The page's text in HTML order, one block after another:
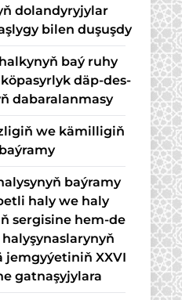
dolandyryjylar
bilen duşuşdy
baý ru­hy
däp-des­
da­ba­ra­lan­ma­sy
we kämilligiň
baýramy
baýramy
haly we haly
sergisine hem-de
jemgyýetiniň XXVI
gatnaşyjylara